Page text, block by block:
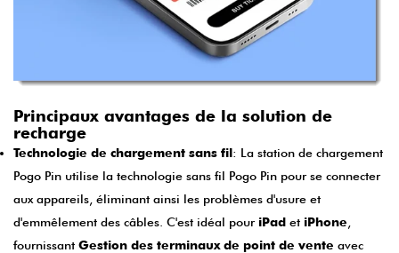
Principaux avantages de la solution de
recharge
Technologie de chargement sans fil: La station de chargement
Pogo Pin utilise la technologie sans fil Pogo Pin pour se connecter
aux appareils, éliminant ainsi les problèmes d'usure et
d'emmêlement des câbles. C'est idéal pour iPad et iPhone
fournissant Gestion des terminaux de point de vente avec